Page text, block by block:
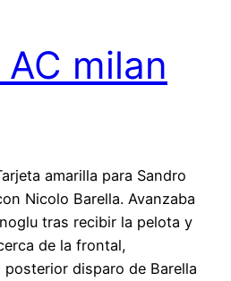
milan
amarilla para Sandro
Nicolo Barella. Avanzaba
tras recibir la pelota y
de la frontal,
disparo de Barella